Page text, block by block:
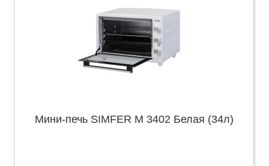
Мини-печь SIMFER M 3402 Белая (34л)